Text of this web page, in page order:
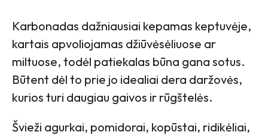
Karbonadas dažniausiai kepamas keptuvėje,
kartais apvoliojamas džiūvėsėliuose ar
miltuose, todėl patiekalas būna gana sotus.
Būtent dėl to prie jo idealiai dera daržovės,
kurios turi daugiau gaivos ir rūgštelės.
Švieži agurkai, pomidorai, kopūstai, ridikėliai,